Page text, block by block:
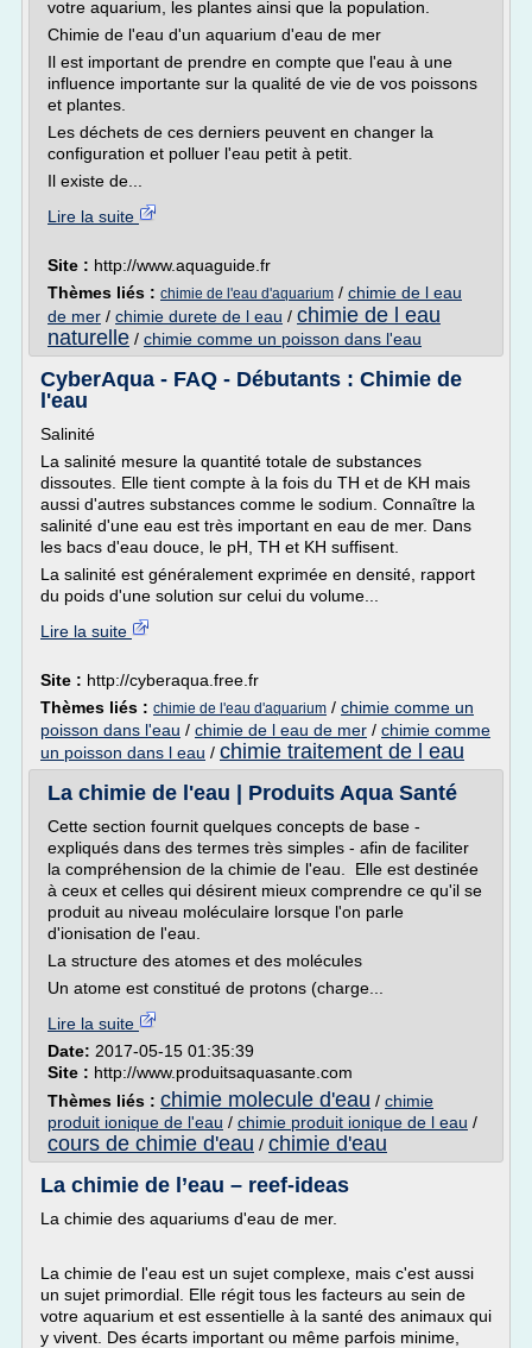
votre aquarium, les plantes ainsi que la population.
Chimie de l'eau d'un aquarium d'eau de mer
Il est important de prendre en compte que l'eau à une
influence importante sur la qualité de vie de vos poissons
et plantes.
Les déchets de ces derniers peuvent en changer la
configuration et polluer l'eau petit à petit.
Il existe de...
Lire la suite
Site : http://www.aquaguide.fr
Thèmes liés : chimie de l'eau d'aquarium / chimie de l eau
de mer / chimie durete de l eau / chimie de l eau
naturelle / chimie comme un poisson dans l'eau
CyberAqua - FAQ - Débutants : Chimie de
l'eau
Salinité
La salinité mesure la quantité totale de substances
dissoutes. Elle tient compte à la fois du TH et de KH mais
aussi d'autres substances comme le sodium. Connaître la
salinité d'une eau est très important en eau de mer. Dans
les bacs d'eau douce, le pH, TH et KH suffisent.
La salinité est généralement exprimée en densité, rapport
du poids d'une solution sur celui du volume...
Lire la suite
Site : http://cyberaqua.free.fr
Thèmes liés : chimie de l'eau d'aquarium / chimie comme un
poisson dans l'eau / chimie de l eau de mer / chimie comme
un poisson dans l eau / chimie traitement de l eau
La chimie de l'eau | Produits Aqua Santé
Cette section fournit quelques concepts de base -
expliqués dans des termes très simples - afin de faciliter
la compréhension de la chimie de l'eau. Elle est destinée
à ceux et celles qui désirent mieux comprendre ce qu'il se
produit au niveau moléculaire lorsque l'on parle
d'ionisation de l'eau.
La structure des atomes et des molécules
Un atome est constitué de protons (charge...
Lire la suite
Date: 2017-05-15 01:35:39
Site : http://www.produitsaquasante.com
Thèmes liés : chimie molecule d'eau / chimie
produit ionique de l'eau / chimie produit ionique de l eau /
cours de chimie d'eau / chimie d'eau
La chimie de l’eau – reef-ideas
La chimie des aquariums d'eau de mer.
La chimie de l'eau est un sujet complexe, mais c'est aussi
un sujet primordial. Elle régit tous les facteurs au sein de
votre aquarium et est essentielle à la santé des animaux qui
y vivent. Des écarts important ou même parfois minime,